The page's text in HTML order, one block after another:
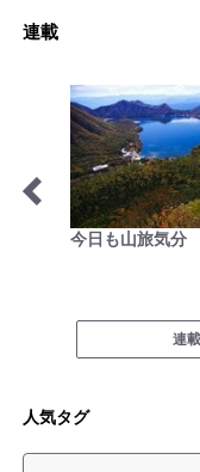
連載
す 今日も山旅気分
連
人気タグ